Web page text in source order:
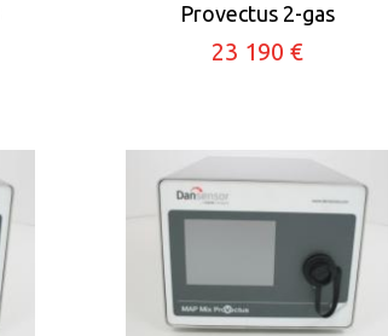
Provectus 2-gas
23 190 €